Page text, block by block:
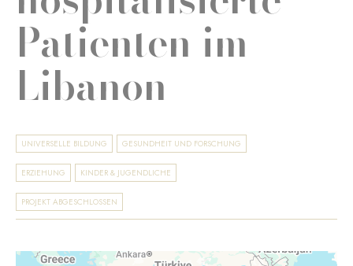
Patienten im
Libanon
UNIVERSELLE BILDUNG GESUNDHEIT UND FORSCHUNG
ERZIEHUNG KINDER & JUGENDLICHE
PROJEKT ABGESCHLOSSEN